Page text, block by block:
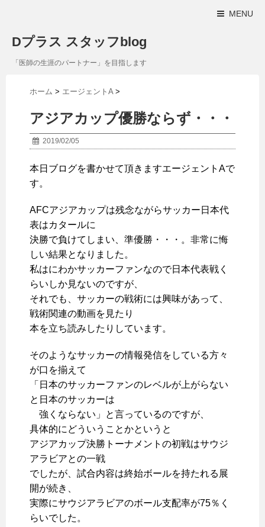
MENU
Dプラス スタッフblog
「医師の生涯のパートナー」を目指します
ホーム > エージェントA >
アジアカップ優勝ならず・・・
2019/02/05
本日ブログを書かせて頂きますエージェントAで
す。
AFCアジアカップは残念ながらサッカー日本代
表はカタールに
決勝で負けてしまい、準優勝・・・。非常に悔
しい結果となりました。
私はにわかサッカーファンなので日本代表戦く
らいしか見ないのですが、
それでも、サッカーの戦術には興味があって、
戦術関連の動画を見たり
本を立ち読みしたりしています。
そのようなサッカーの情報発信をしている方々
が口を揃えて
「日本のサッカーファンのレベルが上がらない
と日本のサッカーは
強くならない」と言っているのですが、
具体的にどういうことかというと
アジアカップ決勝トーナメントの初戦はサウジ
アラビアとの一戦
でしたが、試合内容は終始ボールを持たれる展
開が続き、
実際にサウジアラビアのボール支配率が75％く
らいでした。